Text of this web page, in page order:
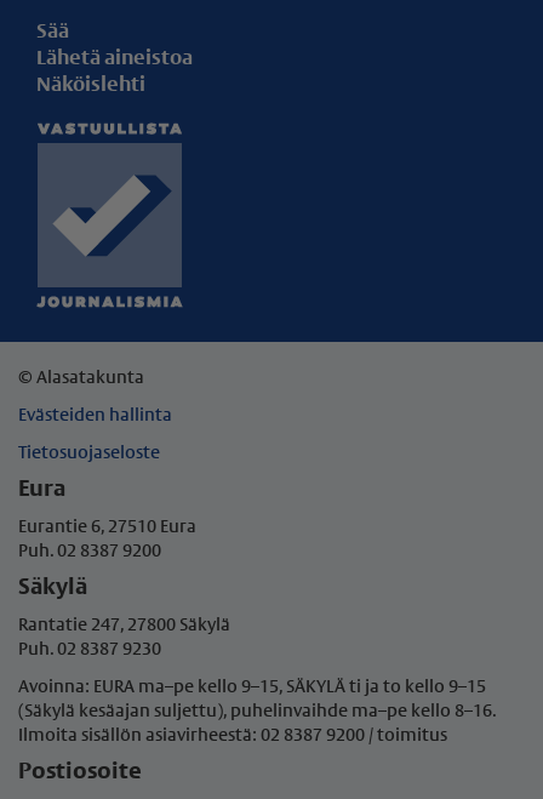
Sää
Lähetä aineistoa
Näköislehti
© Alasatakunta
Evästeiden hallinta
Tietosuojaseloste
Eura
Eurantie 6, 27510 Eura
Puh. 02 8387 9200
Säkylä
Rantatie 247, 27800 Säkylä
Puh. 02 8387 9230
Avoinna: EURA ma–pe kello 9–15, SÄKYLÄ ti ja to kello 9–15
(Säkylä kesäajan suljettu), puhelinvaihde ma–pe kello 8–16.
Ilmoita sisällön asiavirheestä: 02 8387 9200 / toimitus
Postiosoite